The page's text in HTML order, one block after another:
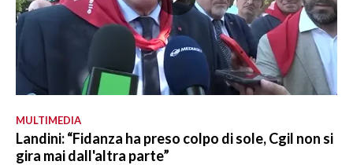
MULTIMEDIA
Landini: “Fidanza ha preso colpo di sole, Cgil non si
gira mai dall'altra parte”